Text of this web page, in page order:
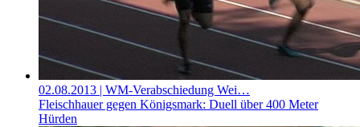
02.08.2013 | WM-Verabschiedung Wei…
Fleischhauer gegen Königsmark: Duell über 400 Meter
Hürden